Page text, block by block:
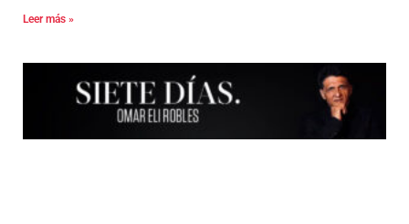
Leer más »